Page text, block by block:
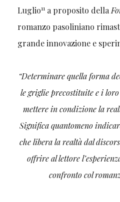
Luglio11a proposito della
romanzo pasoliniano
grande innovazione e
“Determinare quella forma
le griglie precostituite e i
mettere in condizione la
Significa quantomeno
che libera la realtà dal
offrire al lettore
confronto col